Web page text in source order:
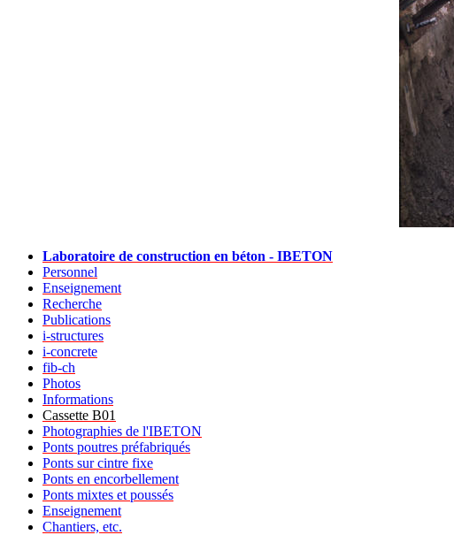
Laboratoire de construction en béton - IBETON
Personnel
Enseignement
Recherche
Publications
i-structures
i-concrete
fib-ch
Photos
Informations
Cassette B01
Photographies de l'IBETON
Ponts poutres préfabriqués
Ponts sur cintre fixe
Ponts en encorbellement
Ponts mixtes et poussés
Enseignement
Chantiers, etc.